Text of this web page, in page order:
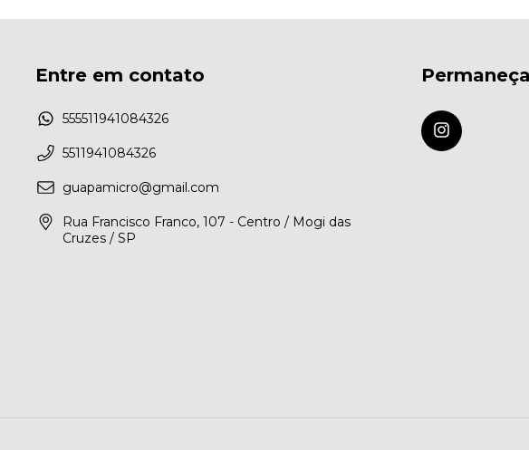
Entre em contato
555511941084326
5511941084326
guapamicro@gmail.com
Rua Francisco Franco, 107 - Centro / Mogi das
Cruzes / SP